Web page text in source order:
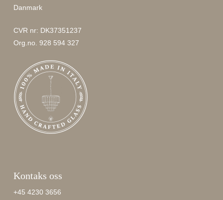
Danmark
CVR nr: DK37351237
Org.no. 928 594 327
Kontaks oss
+45 4230 3656